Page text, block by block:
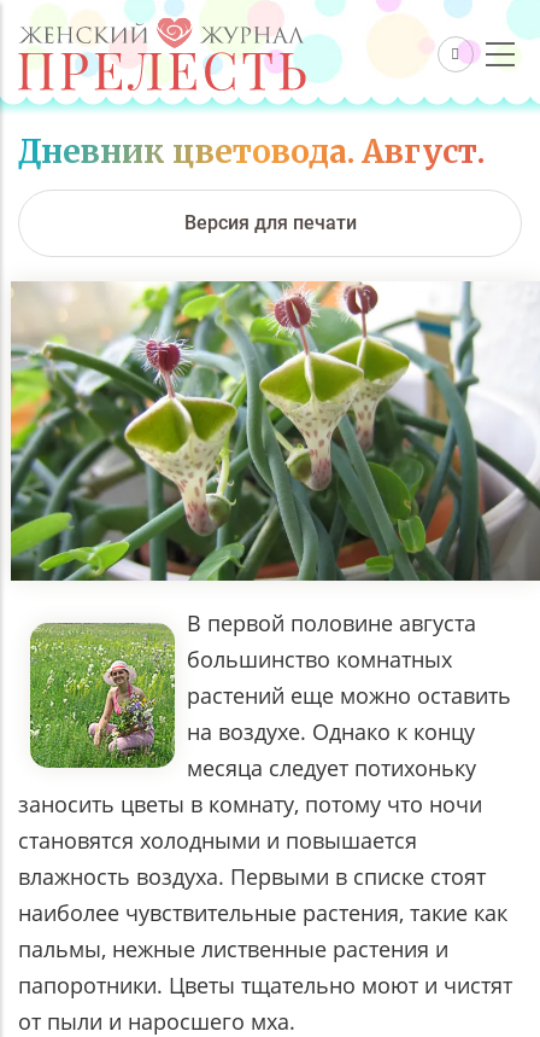
Дневник цветовода. Август.
Версия для печати
В первой половине августа
большинство комнатных
растений еще можно оставить
на воздухе. Однако к концу
месяца следует потихоньку
заносить цветы в комнату, потому что ночи
становятся холодными и повышается
влажность воздуха. Первыми в списке стоят
наиболее чувствительные растения, такие как
пальмы, нежные лиственные растения и
папоротники. Цветы тщательно моют и чистят
от пыли и наросшего мха.